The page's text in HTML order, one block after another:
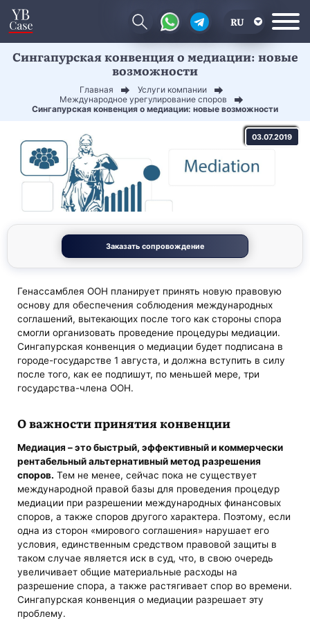
RU
EN
Сингапурская конвенция о медиации: новые
возможности
Главная
Услуги компании
Международное урегулирование споров
Сингапурская конвенция о медиации: новые возможности
03.07.2019
Заказать сопровождение
Генассамблея ООН планирует принять новую правовую
основу для обеспечения соблюдения международных
соглашений, вытекающих после того как стороны спора
смогли организовать проведение процедуры медиации.
Сингапурская конвенция о медиации будет подписана в
городе-государстве 1 августа, и должна вступить в силу
после того, как ее подпишут, по меньшей мере, три
государства-члена ООН.
О важности принятия конвенции
Медиация – это быстрый, эффективный и коммерчески
рентабельный альтернативный метод разрешения
споров. Тем не менее, сейчас пока не существует
международной правой базы для проведения процедур
медиации при разрешении международных финансовых
споров, а также споров другого характера. Поэтому, если
одна из сторон «мирового соглашения» нарушает его
условия, единственным средством правовой защиты в
таком случае является иск в суд, что, в свою очередь
увеличивает общие материальные расходы на
разрешение спора, а также растягивает спор во времени.
Сингапурская конвенция о медиации разрешает эту
проблему.